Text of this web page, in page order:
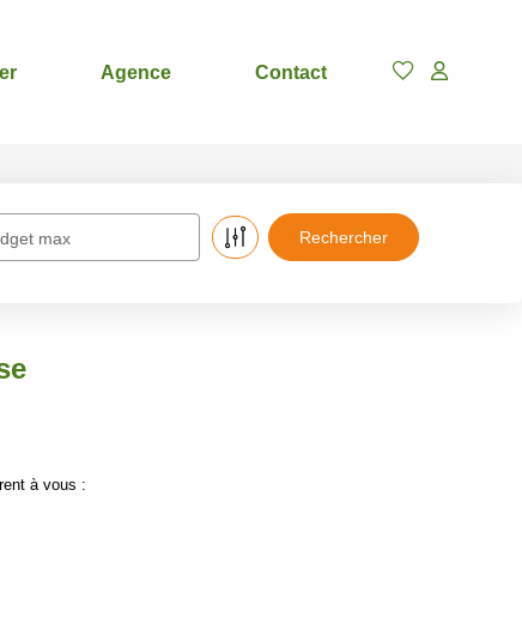
Agence Contact
max
à vous :